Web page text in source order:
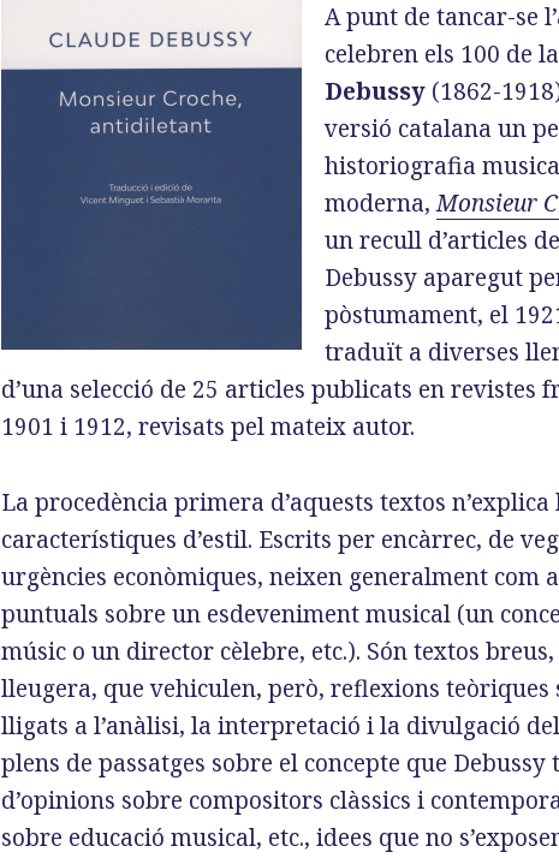
A punt de tancar-se
celebren els 100 de
Debussy (1862-
versió catalana un
historiografia
moderna,Monsieur
un recull d’articles
Debussy aparegut
pòstumament, el
traduït a diverses
d’una selecció de 25 articles publicats en revistes
1901 i 1912, revisats pel mateix autor.
La procedència primera d’aquests textos n’explica
característiques d’estil. Escrits per encàrrec, de
urgències econòmiques, neixen generalment com
puntuals sobre un esdeveniment musical (un
músic o un director cèlebre, etc.). Són textos breus,
lleugera, que vehiculen, però, reflexions teòriques
lligats a l’anàlisi, la interpretació i la divulgació
plens de passatges sobre el concepte que
d’opinions sobre compositors clàssics i
sobre educació musical, etc., idees que no